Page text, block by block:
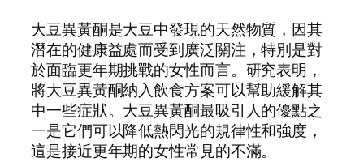
大豆異黃酮是大豆中發現的天然物質，因其
潛在的健康益處而受到廣泛關注，特別是對
於面臨更年期挑戰的女性而言。研究表明，
將大豆異黃酮納入飲食方案可以幫助緩解其
中一些症狀。大豆異黃酮最吸引人的優點之
一是它們可以降低熱閃光的規律性和強度，
這是接近更年期的女性常見的不滿。